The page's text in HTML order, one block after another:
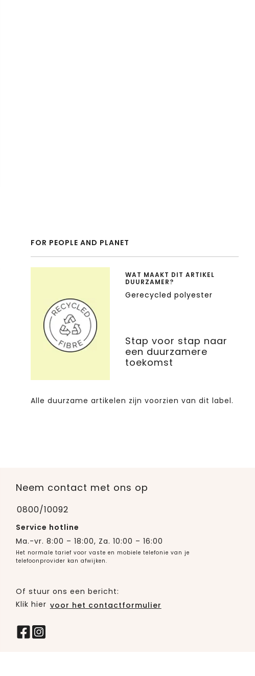
FOR PEOPLE AND PLANET
WAT MAAKT DIT ARTIKEL
DUURZAMER?
Gerecycled polyester
Stap voor stap naar
een duurzamere
toekomst
Alle duurzame artikelen zijn voorzien van dit label.
Neem contact met ons op
0800/10092
Service hotline
Ma.-vr. 8:00 – 18:00, Za. 10:00 – 16:00
Het normale tarief voor vaste en mobiele telefonie van je
telefoonprovider kan afwijken.
Of stuur ons een bericht:
Klik hier voor het contactformulier